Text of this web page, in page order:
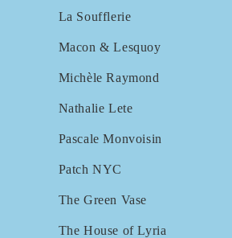
La Soufflerie
Macon & Lesquoy
Michèle Raymond
Nathalie Lete
Pascale Monvoisin
Patch NYC
The Green Vase
The House of Lyria